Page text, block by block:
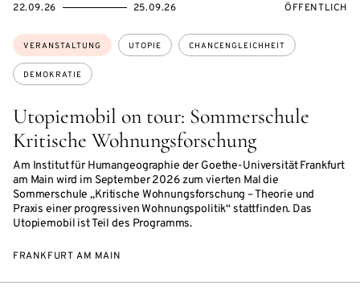
Utopiemobil on tour: Sommerschule
Kritische Wohnungsforschung
Am Institut für Humangeographie der Goethe-Universität Frankfurt
am Main wird im September 2026 zum vierten Mal die
Sommerschule „Kritische Wohnungsforschung – Theorie und
Praxis einer progressiven Wohnungspolitik“ stattfinden. Das
Utopiemobil ist Teil des Programms.
Themen:
VERANSTALTUNG UTOPIE CHANCENGLEICHHEIT
DEMOKRATIE
EVENTBEGINSON
22.09.26
EVENTENDSON 25.09.26 ÖFFENTLICH
FRANKFURT AM MAIN